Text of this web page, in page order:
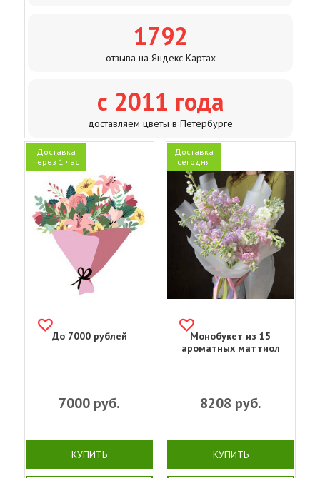
1792
отзыва на Яндекс Картах
с 2011 года
доставляем цветы в Петербурге
Доставка
через 1 час
До 7000 рублей
7000 руб.
КУПИТЬ
Доставка
сегодня
Монобукет из 15
ароматных маттиол
8208 руб.
КУПИТЬ